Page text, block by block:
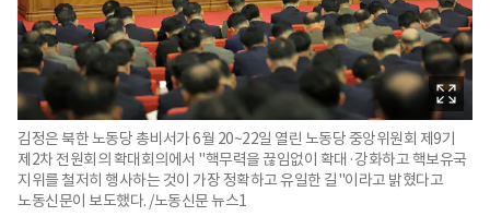
김정은 북한 노동당 총비서가 6월 20~22일 열린 노동당 중앙위원회 제9기
제2차 전원회의 확대회의에서 "핵무력을 끊임없이 확대·강화하고 핵보유국
지위를 철저히 행사하는 것이 가장 정확하고 유일한 길"이라고 밝혔다고
노동신문이 보도했다. /노동신문 뉴스1